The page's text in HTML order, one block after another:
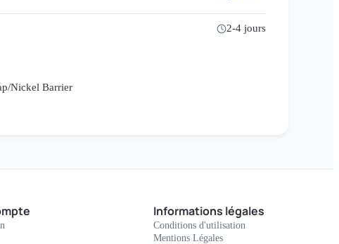
2-4 jours
Nickel Barrier
Informations légales
Conditions d'utilisation
Mentions Légales